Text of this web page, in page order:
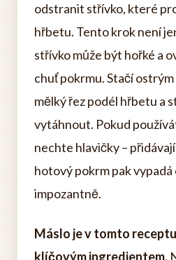
odstranit střívko, které
hřbetu. Tento krok není
střívko může být hořké a
chuť pokrmu. Stačí
mělký řez podél hřbetu a
vytáhnout. Pokud
nechte hlavičky –
hotový pokrm pak vypadá
impozantně.
Máslo je v tomto
klíčovým ingredientem.